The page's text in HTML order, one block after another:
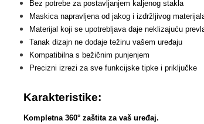
Bez potrebe za postavljanjem kaljenog stakla
Maskica napravljena od jakog i izdržljivog
Materijal koji se upotrebljava daje neklizajuću
Tanak dizajn ne dodaje težinu vašem uređaju
Kompatibilna s bežičnim punjenjem
Precizni izrezi za sve funkcijske tipke i priključke
Karakteristike:
Kompletna 360° zaštita za vaš uređaj.
Valentinovo